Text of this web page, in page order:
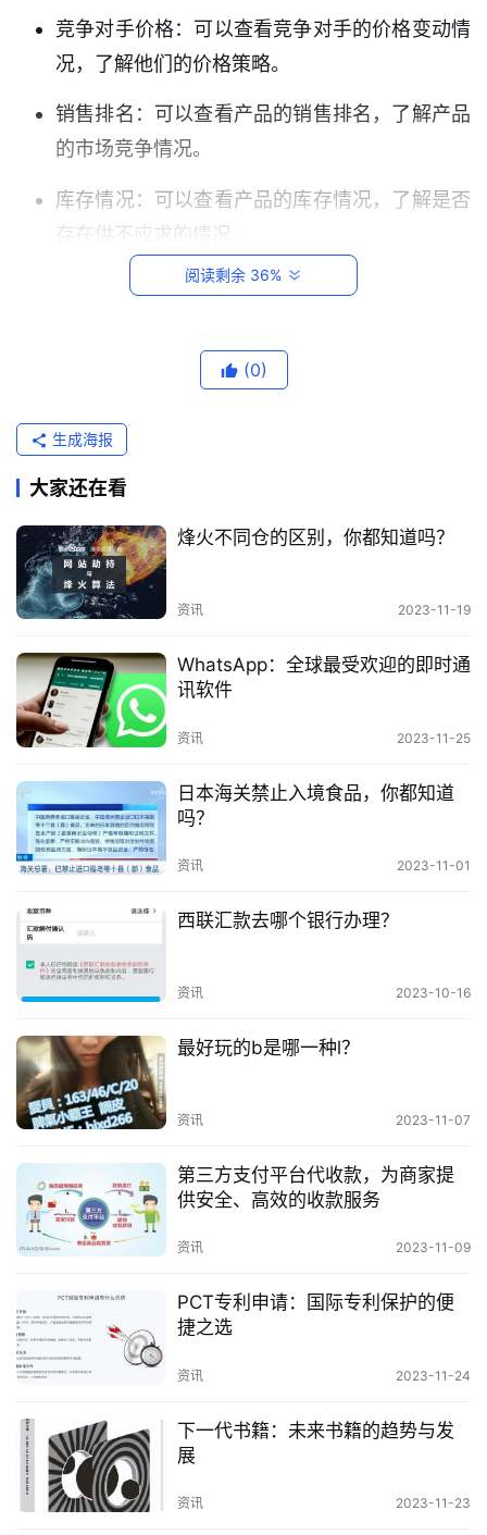
跨
境
电
平
台
资
竞争对手价格：可以查看竞争对手的价格变动情
况，了解他们的价格策略。
销售排名：可以查看产品的销售排名，了解产品
的市场竞争情况。
库存情况：可以查看产品的库存情况，了解是否
存在供不应求的情况。
Keepa可以帮助卖家们：
制定合理的价格：通过分析产品的价格走势，可
以了解产品的市场价值，制定出更合理的价格。
监控竞争对手：了解竞争对手的价格变动情况，
存情况，可以了解产品的市场竞争力。
Keepa是一款非常实用的工具，可以为亚马逊卖家提
使用Keepa来帮助您更好地运营您的店铺。
设置价格提醒：可以设置价格提醒，当产品价格
使用价格分析工具：Keepa提供了多种价格分析
工具，可以帮助您进行更深入的分析。
与其他工具配合使用：Keepa可以与其他工具配
合使用，提高工作效率。
Keepa是一款非常强大的工具，可以为亚马逊卖家提
供全面的价格信息。通过使用Keepa，可以帮助您更
好地了解市场情况，制定更合理的价格策略，提升店
铺的竞争力。
阅读剩余 36%
(0)
生成海报
大家还在看
烽火不同仓的区别，你都知道吗？
资讯 2023-11-19
WhatsApp：全球最受欢迎的即时通
讯软件
资讯 2023-11-25
日本海关禁止入境食品，你都知道
吗？
资讯 2023-11-01
西联汇款去哪个银行办理？
资讯 2023-10-16
最好玩的b是哪一种l？
资讯 2023-11-07
第三方支付平台代收款，为商家提
供安全、高效的收款服务
资讯 2023-11-09
PCT专利申请：国际专利保护的便
捷之选
资讯 2023-11-24
下一代书籍：未来书籍的趋势与发
展
资讯 2023-11-23